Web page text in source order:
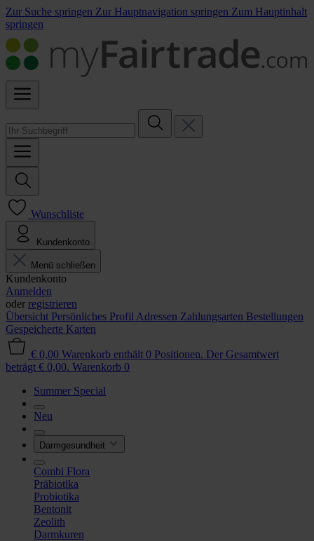
Zur Suche springen Zur Hauptnavigation springen Zum Hauptinhalt
springen
Wunschliste
Kundenkonto
Menü schließen
Kundenkonto
Anmelden
oder registrieren
Übersicht Persönliches Profil Adressen Zahlungsarten Bestellungen
Gespeicherte Karten
€ 0,00 Warenkorb enthält 0 Positionen. Der Gesamtwert
beträgt € 0,00. Warenkorb 0
Summer Special
Neu
Darmgesundheit
Combi Flora
Präbiotika
Probiotika
Bentonit
Zeolith
Darmkuren